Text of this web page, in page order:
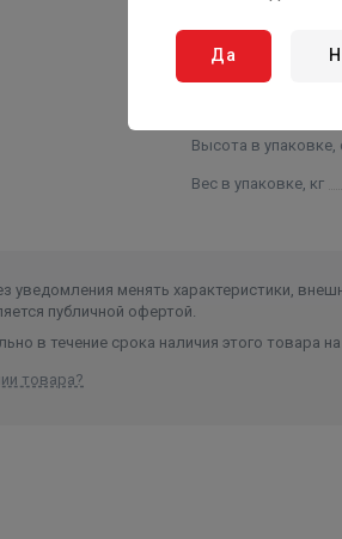
Высота в упаковке,
Вес в упаковке, кг
уведомления менять характеристики,
публичной офертой.
в течение срока наличия этого товара
товара?
Да